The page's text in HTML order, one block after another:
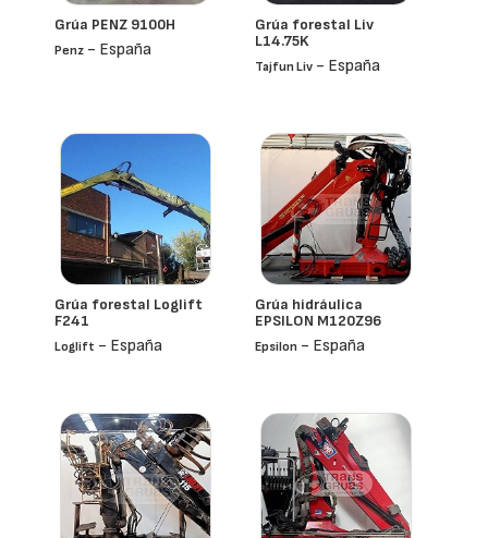
Grúa PENZ 9100H
Penz - España
Grúa forestal Liv
L14.75K
Tajfun Liv - España
Grúa forestal Loglift
F241
Loglift - España
Grúa hidráulica
EPSILON M120Z96
Epsilon - España